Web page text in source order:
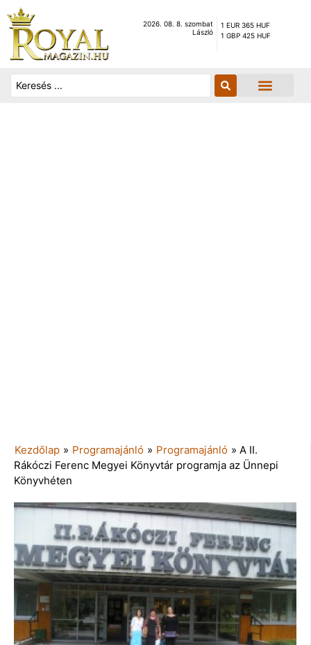
2026. 08. 8. szombat
László
1 EUR 365 HUF
1 GBP 425 HUF
Kezdőlap » Programajánló » Programajánló » A II.
Rákóczi Ferenc Megyei Könyvtár programja az Ünnepi
Könyvhéten